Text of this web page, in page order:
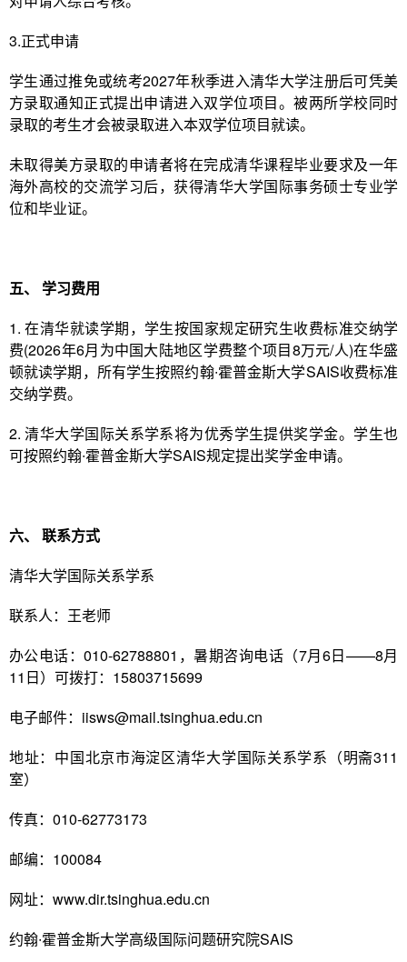
3.正式申请
学生通过推免或统考2027年秋季进入清华大学注册后可凭美
方录取通知正式提出申请进入双学位项目。被两所学校同时
录取的考生才会被录取进入本双学位项目就读。
未取得美方录取的申请者将在完成清华课程毕业要求及一年
海外高校的交流学习后，获得清华大学国际事务硕士专业学
位和毕业证。
五、 学习费用
1. 在清华就读学期，学生按国家规定研究生收费标准交纳学
费(2026年6月为中国大陆地区学费整个项目8万元/人)在华盛
顿就读学期，所有学生按照约翰∙霍普金斯大学SAIS收费标准
交纳学费。
2. 清华大学国际关系学系将为优秀学生提供奖学金。学生也
可按照约翰∙霍普金斯大学SAIS规定提出奖学金申请。
六、 联系方式
清华大学国际关系学系
联系人：王老师
办公电话：010-62788801，暑期咨询电话（7月6日——8月
11日）可拨打：15803715699
电子邮件：iisws@mail.tsinghua.edu.cn
地址：中国北京市海淀区清华大学国际关系学系（明斋311
室）
传真：010-62773173
邮编：100084
网址：www.dir.tsinghua.edu.cn
约翰∙霍普金斯大学高级国际问题研究院SAIS